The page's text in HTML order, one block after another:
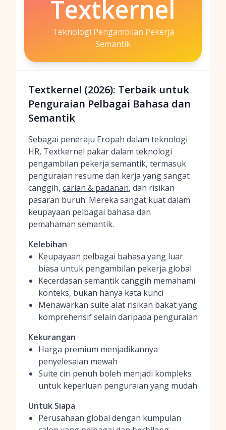
Textkernel
Teknologi Pengambilan Pekerja
Semantik
Textkernel (2026): Terbaik untuk
Penguraian Pelbagai Bahasa dan
Semantik
Sebagai peneraju Eropah dalam teknologi
HR, Textkernel pakar dalam teknologi
pengambilan pekerja semantik, termasuk
penguraian resume dan kerja yang sangat
canggih, carian & padanan, dan risikan
pasaran buruh. Mereka sangat kuat dalam
keupayaan pelbagai bahasa dan
pemahaman semantik.
Kelebihan
Keupayaan pelbagai bahasa yang luar
biasa untuk pengambilan pekerja global
Kecerdasan semantik canggih memahami
konteks, bukan hanya kata kunci
Menawarkan suite alat risikan bakat yang
komprehensif selain daripada penguraian
Kekurangan
Harga premium menjadikannya
penyelesaian mewah
Suite ciri penuh boleh menjadi kompleks
untuk keperluan penguraian yang mudah
Untuk Siapa
Perusahaan global dengan kumpulan